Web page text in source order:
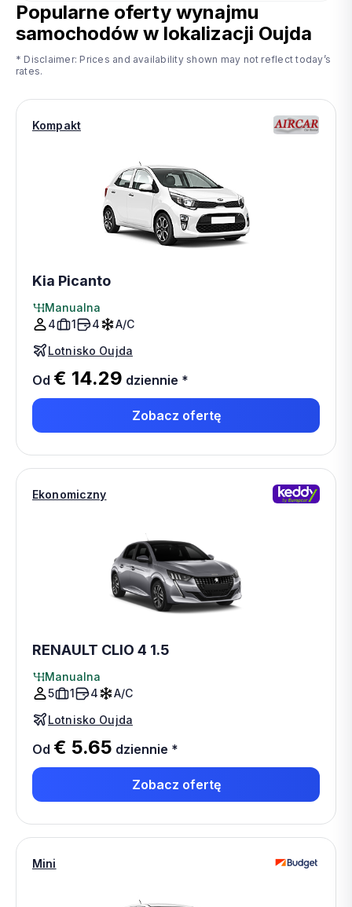
Popularne oferty wynajmu
samochodów w lokalizacji Oujda
* Disclaimer: Prices and availability shown may not reflect today’s
rates.
Kompakt
Kia Picanto
Manualna
4
1 4
A/C
Lotnisko Oujda
Od € 14.29 dziennie *
Zobacz ofertę
Ekonomiczny
RENAULT CLIO 4 1.5
Manualna
5
1 4
A/C
Lotnisko Oujda
Od € 5.65 dziennie *
Zobacz ofertę
Mini